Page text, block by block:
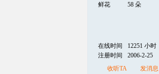
鲜花
58 朵
在线时间
12251 小时
注册时间
2006-2-25
收听TA
发消息